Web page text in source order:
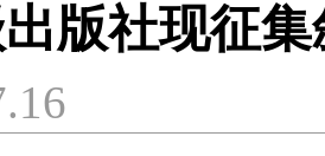
版社现征